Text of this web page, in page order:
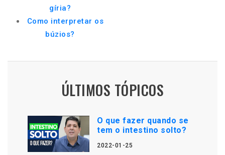
gíria?
Como interpretar os
búzios?
ÚLTIMOS TÓPICOS
O que fazer quando se
tem o intestino solto?
2022-01-25